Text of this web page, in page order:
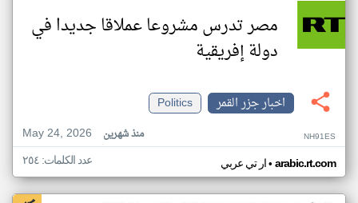
مصر تدرس مشروعا عملاقا جديدا في
دولة إفريقية
اخبار جزر القمر
Politics
May 24, 2026
منذ شهرين NH91ES
ار تي عربي• arabic.rt.com عدد الكلمات: ٢٥٤